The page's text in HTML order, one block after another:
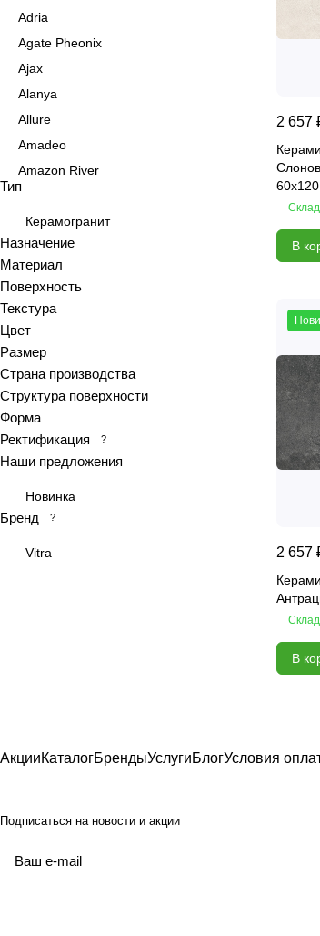
2 657
60х120
В
2 657
В
Adria
Agate Pheonix
Ajax
Alanya
Allure
Amadeo
Amazon River
Amber Agate
American Calacatta
Andrea
Antiquewood
Aragon
Arena
Argentina
Armani marble
Art
Art Ceramic 60х120
Ascot
Asher
At.Aren
Belek
Beton Grey
Black Calacatta
Тип
Керамогранит
Назначение
Материал
Поверхность
Текстура
Цвет
Размер
Страна производства
Структура поверхности
Форма
Ректификация
?
Наши предложения
Новинка
Бренд ?
Vitra
АкцииКаталогБрендыУслугиБлогУсловия
Подписаться на новости и акции